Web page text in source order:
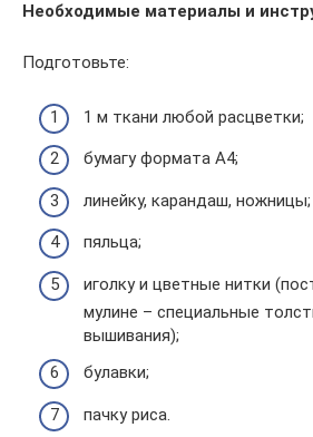
Необходимые материалы и
Подготовьте:
1 м ткани любой расцветки;
бумагу формата А4;
линейку, карандаш, ножницы;
пяльца;
иголку и цветные нитки
мулине – специальные
вышивания);
булавки;
пачку риса.